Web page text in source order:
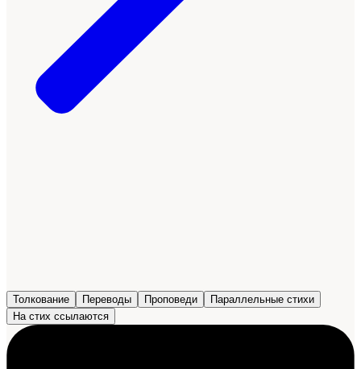
Толкование Переводы Проповеди
Параллельные стихи
На стих ссылаются